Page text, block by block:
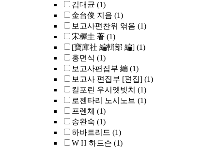
김대균 (1)
金台俊 지음 (1)
보고사편찬위 엮음 (1)
宋穉圭 著 (1)
[寶庫社 編輯部 編] (1)
홍면식 (1)
보고사편집부 編 (1)
보고사 편집부 [편집] (1)
킬포린 우시엣빗치 (1)
로젠타리 노시노브 (1)
프렌체 (1)
송완숙 (1)
하바트리드 (1)
W H 하드슨 (1)